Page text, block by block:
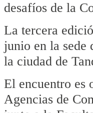
desafíos de la
La tercera
junio en la
la ciudad de
El encuentro es
Agencias de